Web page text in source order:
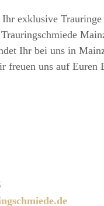
exklusive Trauringe
Ihr bei uns in
freuen uns auf Euren